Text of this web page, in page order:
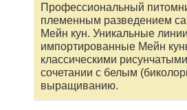
Профессиональный
племенным разведением
Мейн кун. Уникальные
импортированные Мейн
классическими
сочетании с белым
выращиванию.